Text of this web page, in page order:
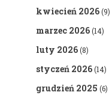
kwiecień 2026(9)
marzec 2026(14)
luty 2026(8)
styczeń 2026(14)
grudzień 2025 (6)